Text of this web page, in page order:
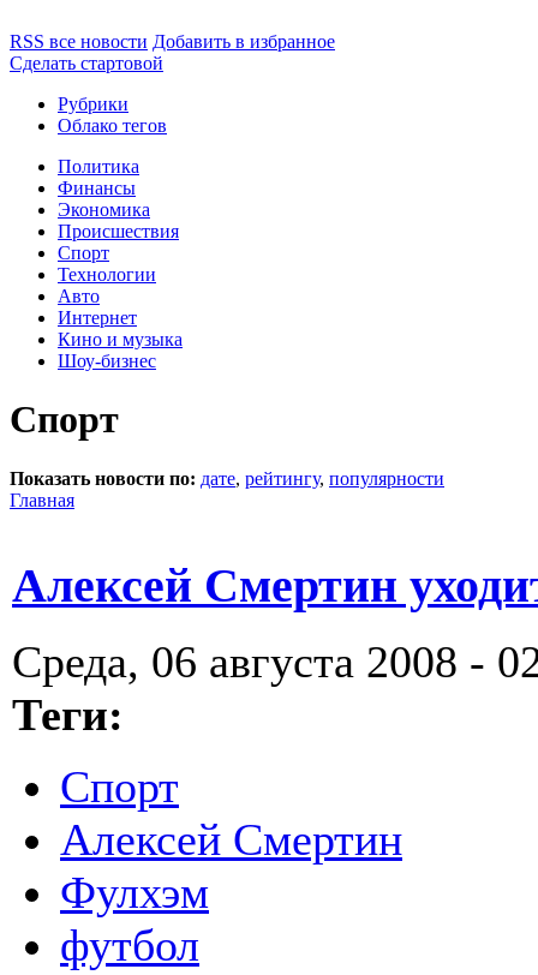
RSS все новости Добавить в избранное
Сделать стартовой
Рубрики
Облако тегов
Политика
Финансы
Экономика
Происшествия
Спорт
Технологии
Авто
Интернет
Кино и музыка
Шоу-бизнес
Спорт
Показать новости по: дате, рейтингу, популярности
Главная
Алексей Смертин
Среда, 06 августа 2008 -
Теги:
Спорт
Алексей Смертин
Фулхэм
футбол